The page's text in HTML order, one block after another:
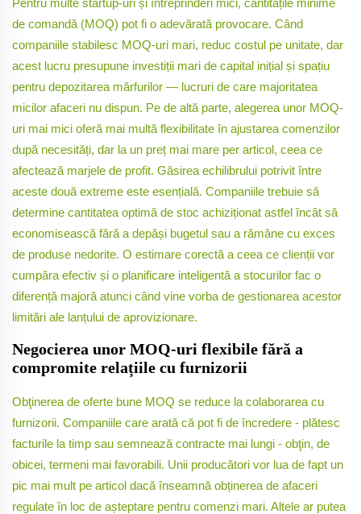
de comandă (MOQ) pot fi o adevărată provocare. Când
companiile stabilesc MOQ-uri mari, reduc costul pe unitate, dar
acest lucru presupune investiții mari de capital inițial și spațiu
pentru depozitarea mărfurilor — lucruri de care majoritatea
micilor afaceri nu dispun. Pe de altă parte, alegerea unor MOQ-
uri mai mici oferă mai multă flexibilitate în ajustarea comenzilor
după necesități, dar la un preț mai mare per articol, ceea ce
afectează marjele de profit. Găsirea echilibrului potrivit între
aceste două extreme este esențială. Companiile trebuie să
determine cantitatea optimă de stoc achiziționat astfel încât să
economisească fără a depăși bugetul sau a rămâne cu exces
de produse nedorite. O estimare corectă a ceea ce clienții vor
cumpăra efectiv și o planificare inteligentă a stocurilor fac o
diferență majoră atunci când vine vorba de gestionarea acestor
limitări ale lanțului de aprovizionare.
Negocierea unor MOQ-uri flexibile fără a
compromite relațiile cu furnizorii
Obţinerea de oferte bune MOQ se reduce la colaborarea cu
furnizorii. Companiile care arată că pot fi de încredere - plătesc
facturile la timp sau semnează contracte mai lungi - obţin, de
obicei, termeni mai favorabili. Unii producători vor lua de fapt un
pic mai mult pe articol dacă înseamnă obținerea de afaceri
regulate în loc de așteptare pentru comenzi mari. Altele ar putea